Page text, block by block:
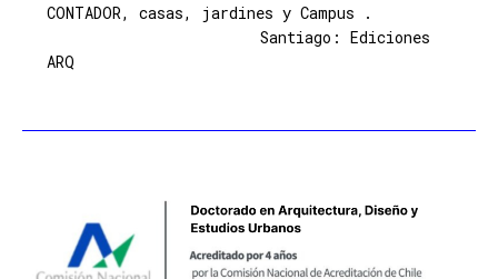
CONTADOR, casas, jardines y Campus .
Santiago: Ediciones
ARQ